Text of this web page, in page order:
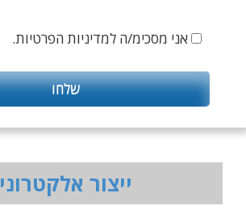
אני מסכימ/ה למדיניות הפרטיות.
ייצור אלקטרוני